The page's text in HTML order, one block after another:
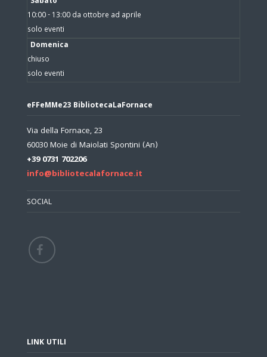
10:00 - 13:00 da ottobre ad aprile
solo eventi
Domenica
chiuso
solo eventi
eFFeMMe23 BibliotecaLaFornace
Via della Fornace, 23
60030 Moie di Maiolati Spontini (An)
+39 0731 702206
info@bibliotecalafornace.it
SOCIAL
LINK UTILI